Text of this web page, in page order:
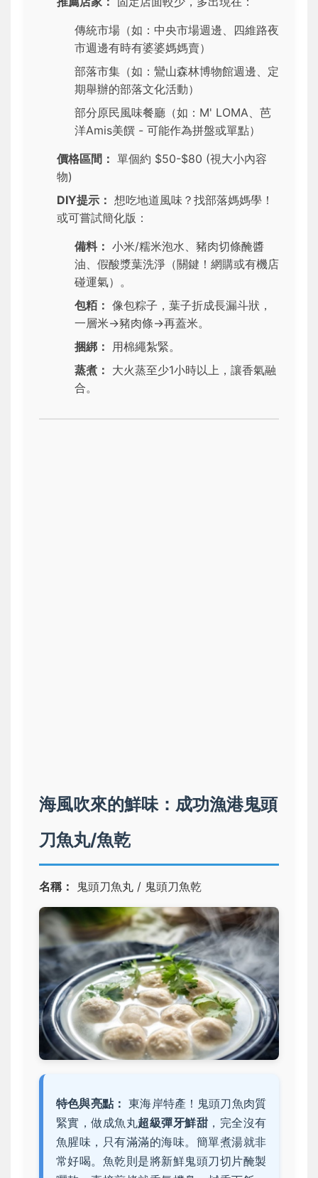
傳統市場（如：中央市場週邊、四維路夜
市週邊有時有婆婆媽媽賣）
部落市集（如：鸞山森林博物館週邊、定
期舉辦的部落文化活動）
部分原民風味餐廳（如：M' LOMA、芭
洋Amis美饌 - 可能作為拼盤或單點）
價格區間： 單個約 $50-$80 (視大小內容
物)
DIY提示： 想吃地道風味？找部落媽媽學！
或可嘗試簡化版：
備料： 小米/糯米泡水、豬肉切條醃醬
油、假酸漿葉洗淨（關鍵！網購或有機店
碰運氣）。
包粨： 像包粽子，葉子折成長漏斗狀，
一層米→豬肉條→再蓋米。
捆綁：
用棉繩紮緊。
蒸煮： 大火蒸至少1小時以上，讓香氣融
合。
海風吹來的鮮味：成功漁港鬼頭
刀魚丸/魚乾
名稱： 鬼頭刀魚丸 / 鬼頭刀魚乾
特色與亮點： 東海岸特產！鬼頭刀魚肉質
緊實，做成魚丸超級彈牙鮮甜 ，完全沒有
魚腥味，只有滿滿的海味。簡單煮湯就非
常好喝。魚乾則是將新鮮鬼頭刀切片醃製